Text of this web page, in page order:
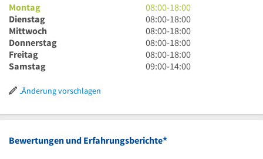
Montag
8
Uhr
bis
18
Uhr
08:00-18:00
Dienstag
8
Uhr
bis
18
Uhr
08:00-18:00
Mittwoch
8
Uhr
bis
18
08:00-18:00
Donnerstag
8
Uhr
bis
08:00-18:00
Freitag
8
Uhr
08:00-18:00
Samstag
9
Uhr
09:00-14:00
Änderung vorschlagen
Bewertungen und Erfahrungsberichte*